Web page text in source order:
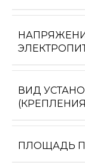
ВИД
ПЛОЩАДЬ